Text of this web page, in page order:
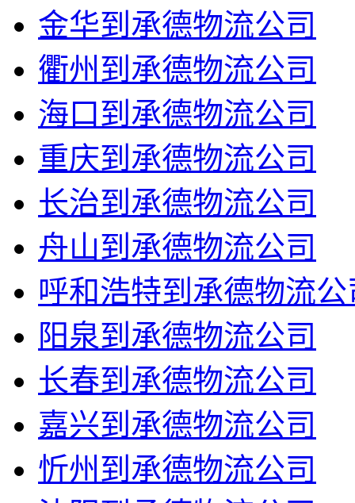
金华到承德物流公司
衢州到承德物流公司
海口到承德物流公司
重庆到承德物流公司
长治到承德物流公司
舟山到承德物流公司
呼和浩特到承德物流公
阳泉到承德物流公司
长春到承德物流公司
嘉兴到承德物流公司
忻州到承德物流公司